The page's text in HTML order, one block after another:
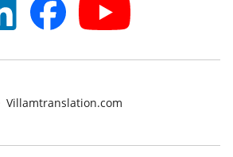
Villamtranslation.com